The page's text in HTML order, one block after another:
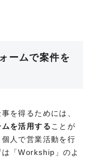
ームで案件を
を得るためには、
を活用する ことが
人で営業活動を行
「Workship」のよ